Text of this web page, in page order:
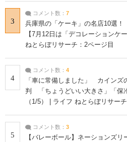
3
コメント数： 7
兵庫県の「ケーキ」の名店10選
【7月12日は「デコレーションケ
ねとらぼリサーチ：2ページ目
4
コメント数： 4
「車に常備しました」 カインズ
判 「ちょうどいい大きさ」「保
（1/5） | ライフ ねとらぼリサーチ
5
コメント数： 3
【バレーボール】ネーションズ